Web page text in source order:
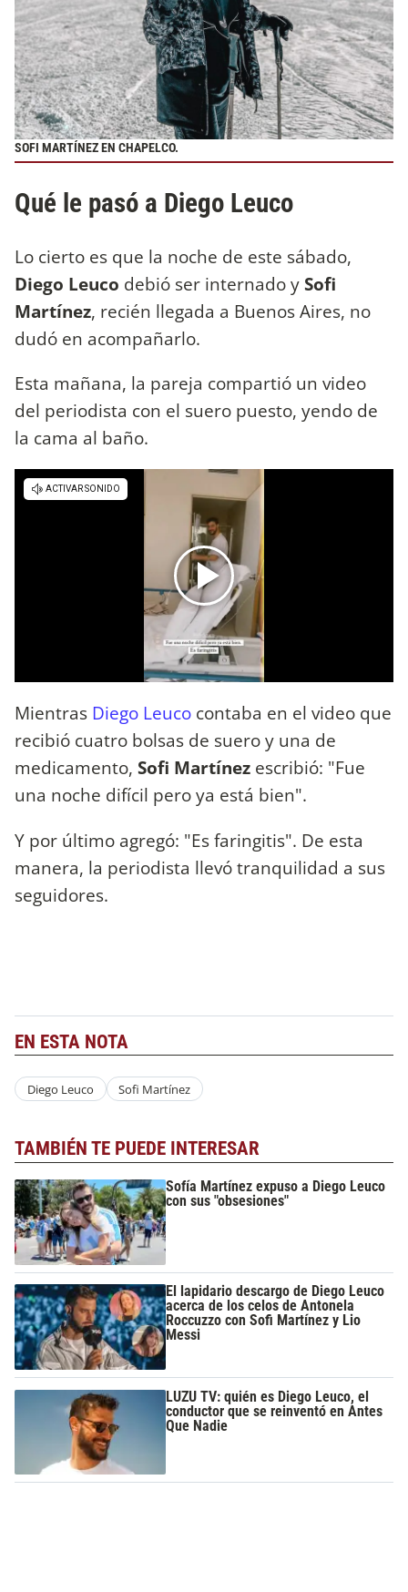
SOFI MARTÍNEZ EN CHAPELCO.
Qué le pasó a Diego Leuco
Lo cierto es que la noche de este sábado,
Diego Leuco debió ser internado ySofi
Martínez, recién llegada a Buenos Aires, no
dudó en acompañarlo.
Esta mañana, la pareja compartió un video
del periodista con el suero puesto, yendo de
la cama al baño.
Mientras Diego Leuco contaba en el video que
recibió cuatro bolsas de suero y una de
medicamento, Sofi Martínez escribió: "Fue
una noche difícil pero ya está bien".
Y por último agregó: "Es faringitis". De esta
manera, la periodista llevó tranquilidad a sus
seguidores.
EN ESTA NOTA
Diego Leuco Sofi Martínez
TAMBIÉN TE PUEDE INTERESAR
Sofía Martínez expuso a Diego Leuco
con sus "obsesiones"
El lapidario descargo de Diego Leuco
acerca de los celos de Antonela
Roccuzzo con Sofi Martínez y Lio
Messi
LUZU TV: quién es Diego Leuco, el
conductor que se reinventó en Antes
Que Nadie